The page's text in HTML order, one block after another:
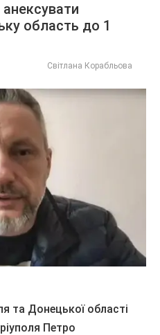
область до 1
Світлана Корабльова
та Донецької області
Петро